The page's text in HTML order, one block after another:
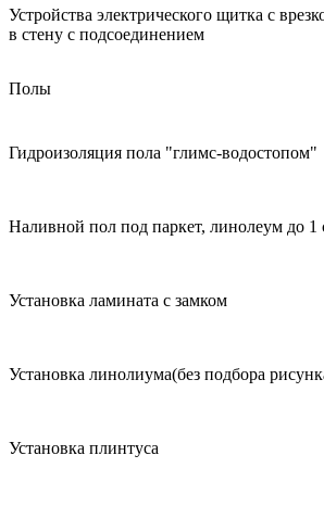
Устройства электрического щитка с
в стену с подсоединением
Полы
Гидроизоляция пола "глимс-водостопом"
Наливной пол под паркет, линолеум до 1
Установка ламината с замком
Установка линолиума(без подбора
Установка плинтуса